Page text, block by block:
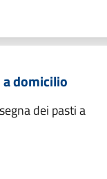
a domicilio
dei pasti a